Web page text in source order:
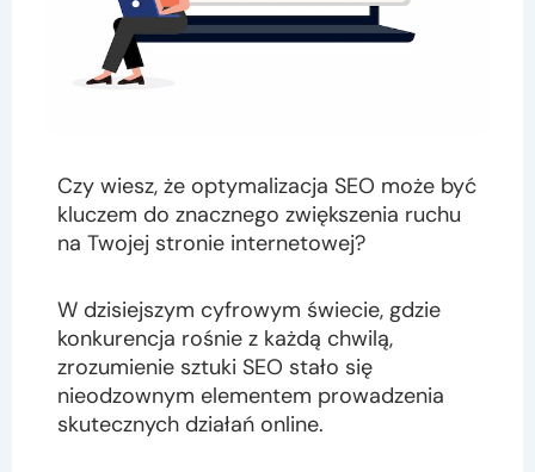
Czy wiesz, że optymalizacja SEO może być
kluczem do znacznego zwiększenia ruchu
na Twojej stronie internetowej?
W dzisiejszym cyfrowym świecie, gdzie
konkurencja rośnie z każdą chwilą,
zrozumienie sztuki SEO stało się
nieodzownym elementem prowadzenia
skutecznych działań online.